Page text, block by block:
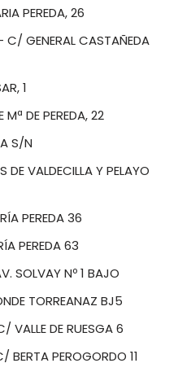
PEREDA, 26
C/ GENERAL CASTAÑEDA
1
DE PEREDA, 22
S/N
DE VALDECILLA Y PELAYO
PEREDA 36
PEREDA 63
SOLVAY Nº 1 BAJO
TORREANAZ BJ5
VALLE DE RUESGA 6
BERTA PEROGORDO 11